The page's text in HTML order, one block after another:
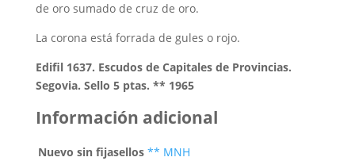
de oro sumado de cruz de oro.
La corona está forrada de gules o rojo.
Edifil 1637. Escudos de Capitales de Provincias.
Segovia. Sello 5 ptas. ** 1965
Información adicional
Nuevo sin fijasellos ** MNH